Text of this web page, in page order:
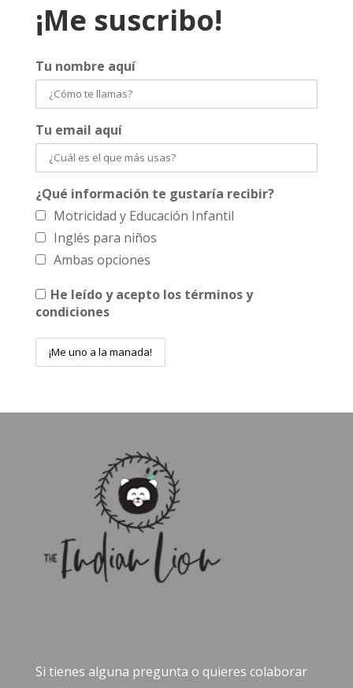
¡Me suscribo!
Tu nombre aquí
Tu email aquí
¿Qué información te gustaría recibir?
Motricidad y Educación Infantil
Inglés para niños
Ambas opciones
He leído y acepto los términos y
condiciones
Si tienes alguna pregunta o quieres colaborar